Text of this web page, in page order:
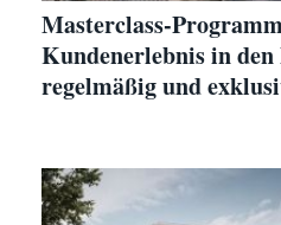
Masterclass-
Kundenerlebnis in
regelmäßig und